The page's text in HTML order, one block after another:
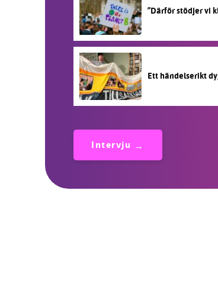
”Därför stödjer vi
Ett händelserikt
Intervju